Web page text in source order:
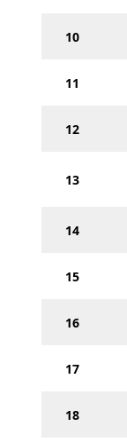
10
11
12
13
14
15
16
17
18